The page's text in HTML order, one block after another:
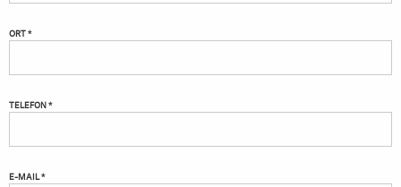
ORT *
TELEFON *
E-MAIL *